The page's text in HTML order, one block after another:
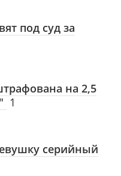
под суд за
на 2,5
1
серийный